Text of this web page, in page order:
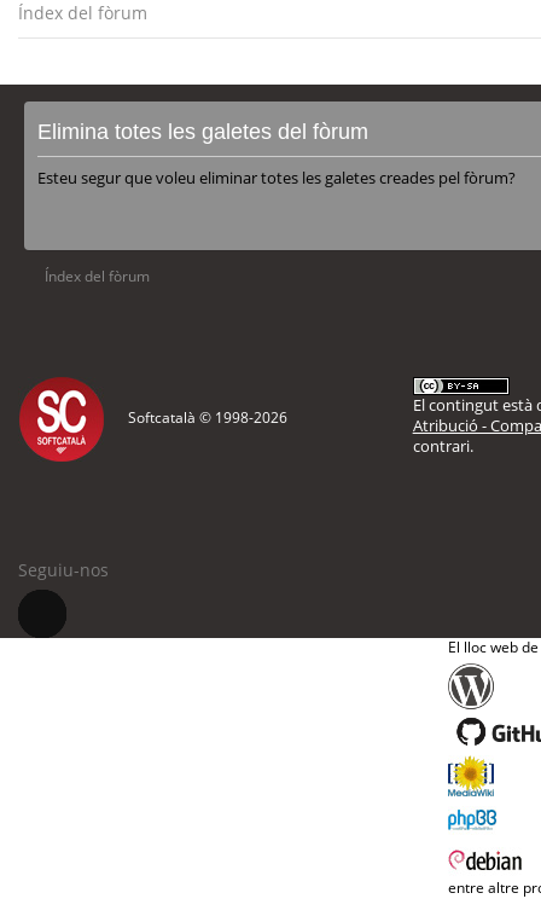
Índex del fòrum
Elimina totes les galetes del fòrum
Esteu segur que voleu eliminar totes les galetes creades pel fòrum?
Índex del fòrum
Softcatalà © 1998-2026
El contingut està
Atribució -
contrari.
Seguiu-nos
El lloc web
entre altre